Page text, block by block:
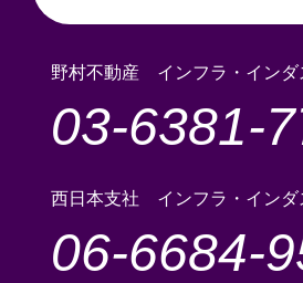
野村不動産 インフラ・イン
03-6381-
西日本支社 インフラ・インダ
06-6684-